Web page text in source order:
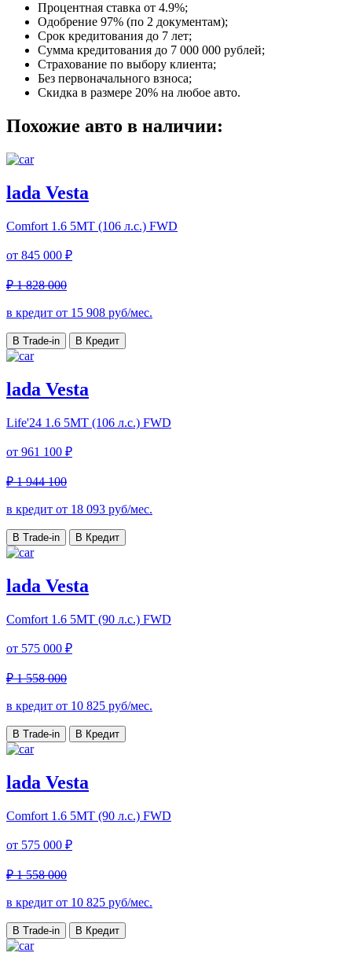
Процентная ставка от 4.9%;
Одобрение 97% (по 2 документам);
Срок кредитования до 7 лет;
Сумма кредитования до 7 000 000 рублей;
Страхование по выбору клиента;
Без первоначального взноса;
Скидка в размере 20% на любое авто.
Похожие авто в наличии:
lada Vesta
Comfort 1.6 5MT (106 л.с.) FWD
от 845 000 ₽
₽ 1 828 000
в кредит от 15 908 руб/мес.
В Trade-in В Кредит
lada Vesta
Life'24 1.6 5MT (106 л.с.) FWD
от 961 100 ₽
₽ 1 944 100
в кредит от 18 093 руб/мес.
В Trade-in В Кредит
lada Vesta
Comfort 1.6 5MT (90 л.с.) FWD
от 575 000 ₽
₽ 1 558 000
в кредит от 10 825 руб/мес.
В Trade-in В Кредит
lada Vesta
Comfort 1.6 5MT (90 л.с.) FWD
от 575 000 ₽
₽ 1 558 000
в кредит от 10 825 руб/мес.
В Trade-in В Кредит